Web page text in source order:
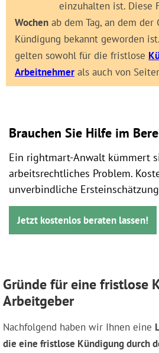
einzuhalten ist. Diese
Wochen ab dem Tag, an dem der
Kündigung bekannt geworden
gelten sowohl für die fristlose
Arbeitnehmer als auch von
Brauchen Sie Hilfe im
Ein rightmart-Anwalt kümmert
arbeitsrechtliches Problem.
unverbindliche
Jetzt kostenlos beraten lassen!
Gründe für eine fristlose
Arbeitgeber
Nachfolgend haben wir Ihnen eine
die eine fristlose Kündigung durch